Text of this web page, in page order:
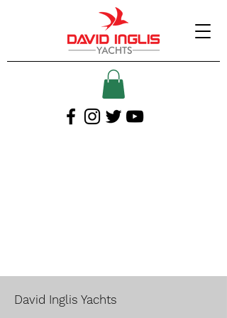
David Inglis Yachts